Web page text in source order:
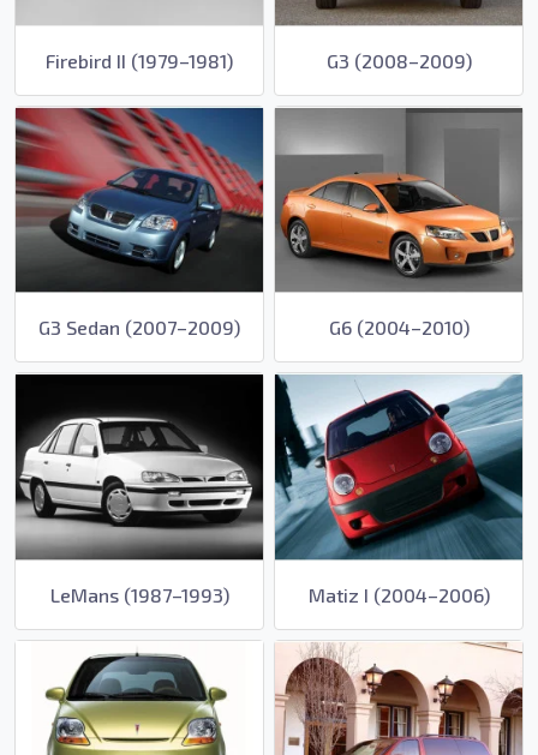
Firebird II (1979–1981) G3 (2008–2009)
G3 Sedan (2007–2009) G6 (2004–2010)
LeMans (1987–1993) Matiz I (2004–2006)